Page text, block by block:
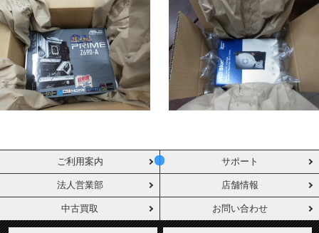
ご利用案内 サポート
法人営業部 店舗情報
中古買取 お問い合わせ